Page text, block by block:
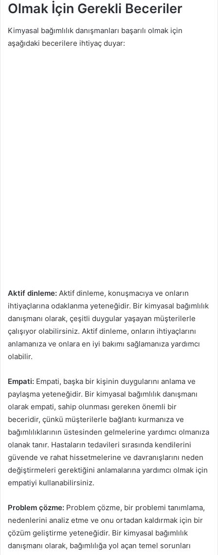
Olmak İçin Gerekli Beceriler
Kimyasal bağımlılık danışmanları başarılı olmak için
aşağıdaki becerilere ihtiyaç duyar:
Aktif dinleme: Aktif dinleme, konuşmacıya ve onların
ihtiyaçlarına odaklanma yeteneğidir. Bir kimyasal bağımlılık
danışmanı olarak, çeşitli duygular yaşayan müşterilerle
çalışıyor olabilirsiniz. Aktif dinleme, onların ihtiyaçlarını
anlamanıza ve onlara en iyi bakımı sağlamanıza yardımcı
olabilir.
Empati: Empati, başka bir kişinin duygularını anlama ve
paylaşma yeteneğidir. Bir kimyasal bağımlılık danışmanı
olarak empati, sahip olunması gereken önemli bir
beceridir, çünkü müşterilerle bağlantı kurmanıza ve
bağımlılıklarının üstesinden gelmelerine yardımcı olmanıza
olanak tanır. Hastaların tedavileri sırasında kendilerini
güvende ve rahat hissetmelerine ve davranışlarını neden
değiştirmeleri gerektiğini anlamalarına yardımcı olmak için
empatiyi kullanabilirsiniz.
Problem çözme: Problem çözme, bir problemi tanımlama,
nedenlerini analiz etme ve onu ortadan kaldırmak için bir
çözüm geliştirme yeteneğidir. Bir kimyasal bağımlılık
danışmanı olarak, bağımlılığa yol açan temel sorunları